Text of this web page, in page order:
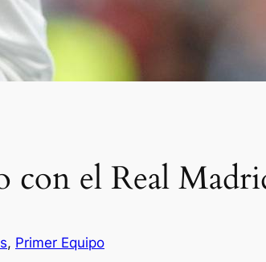
con el Real
, Primer Equipo